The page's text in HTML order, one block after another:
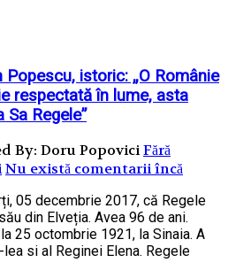
Popescu, istoric: „O Românie
respectată în lume, asta
Regele”
By: Doru PopoviciFără
Nu există comentarii încă
05 decembrie 2017, că Regele
din Elveția. Avea 96 de ani.
25 octombrie 1921, la Sinaia. A
si al Reginei Elena. Regele